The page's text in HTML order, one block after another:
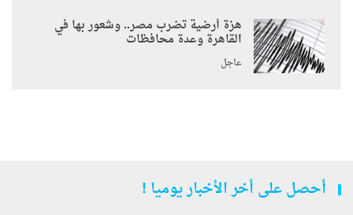
هزة أرضية تضرب مصر.. وشعور بها في
القاهرة وعدة محافظات
عاجل
أحصل على أخر الأخبار يوميا !